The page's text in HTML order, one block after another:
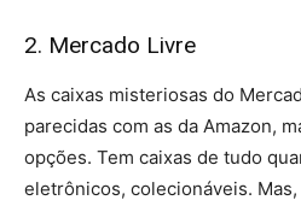
2. Mercado Livre
As caixas misteriosas do
parecidas com as da Amazon,
opções. Tem caixas de tudo
eletrônicos, colecionáveis.